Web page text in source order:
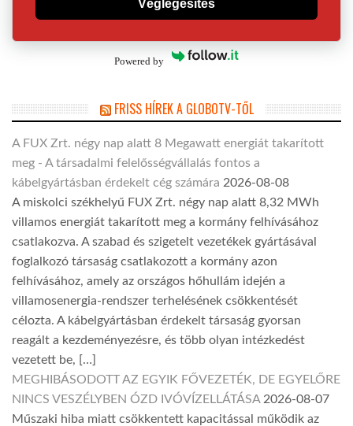
Véglegesítés
Powered by
FRISS HÍREK A GLOBOTV-TŐL
A FUX Zrt. négy nap alatt 8 Megawatt energiát takarított
meg - A társadalmi felelősségvállalás fontos a
kábelgyártásban érdekelt cég számára 2026-08-08
A miskolci székhelyű FUX Zrt. négy nap alatt 8,32 MWh
villamos energiát takarított meg a kormány felhívásához
csatlakozva. A szabad és szigetelt vezetékek gyártásával
foglalkozó társaság csatlakozott a kormány azon
felhívásához, amely az országos hőhullám idején a
villamosenergia-rendszer terhelésének csökkentését
célozta. A kábelgyártásban érdekelt társaság gyorsan
reagált a kezdeményezésre, és több olyan intézkedést
vezetett be, […]
MEGHIBÁSODOTT AZ EGYIK FŐVEZETÉK, DE EGYELŐRE
NINCS VESZÉLYBEN ÓZD IVÓVÍZELLÁTÁSA 2026-08-07
Műszaki hiba miatt csökkentett kapacitással működik az